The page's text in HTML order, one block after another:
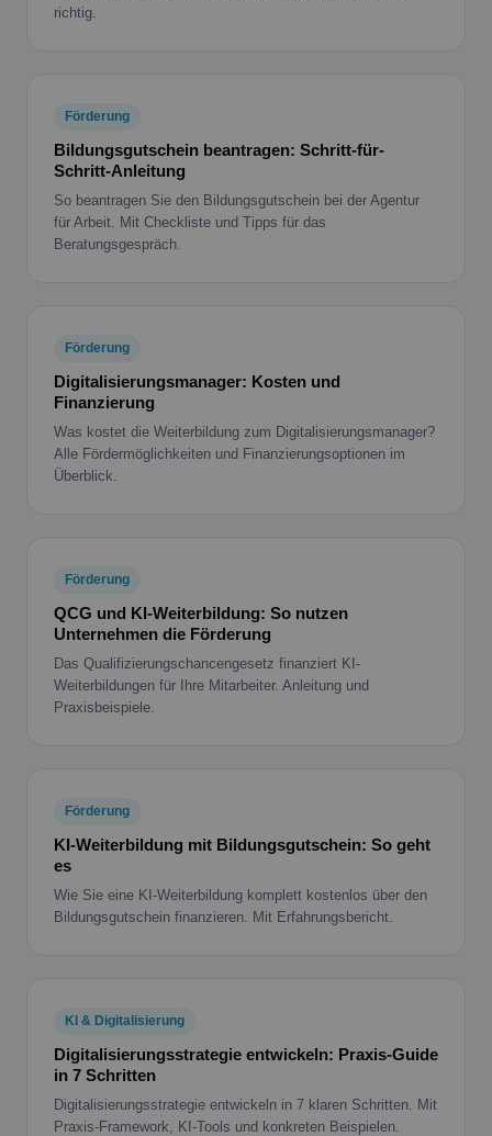
richtig.
Förderung
Bildungsgutschein beantragen: Schritt-für-
Schritt-Anleitung
So beantragen Sie den Bildungsgutschein bei der Agentur
für Arbeit. Mit Checkliste und Tipps für das
Beratungsgespräch.
Förderung
Digitalisierungsmanager: Kosten und
Finanzierung
Was kostet die Weiterbildung zum Digitalisierungsmanager?
Alle Fördermöglichkeiten und Finanzierungsoptionen im
Überblick.
Förderung
QCG und KI-Weiterbildung: So nutzen
Unternehmen die Förderung
Das Qualifizierungschancengesetz finanziert KI-
Weiterbildungen für Ihre Mitarbeiter. Anleitung und
Praxisbeispiele.
Förderung
KI-Weiterbildung mit Bildungsgutschein: So geht
es
Wie Sie eine KI-Weiterbildung komplett kostenlos über den
Bildungsgutschein finanzieren. Mit Erfahrungsbericht.
KI & Digitalisierung
Digitalisierungsstrategie entwickeln: Praxis-Guide
in 7 Schritten
Digitalisierungsstrategie entwickeln in 7 klaren Schritten. Mit
Praxis-Framework, KI-Tools und konkreten Beispielen.